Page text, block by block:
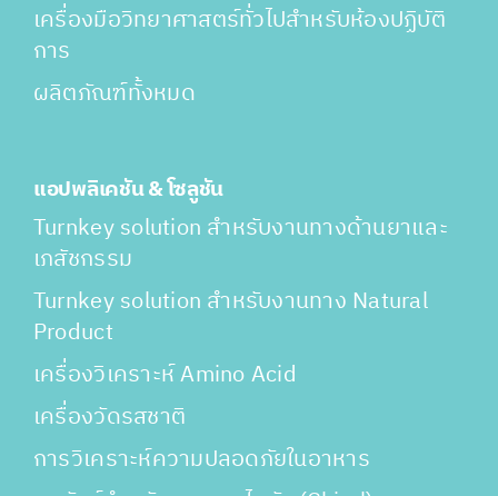
เครื่องมือวิทยาศาสตร์ทั่วไปสำหรับห้องปฏิบัติ
การ
ผลิตภัณฑ์ทั้งหมด
แอปพลิเคชัน & โซลูชัน
Turnkey solution สำหรับงานทางด้านยาและ
เภสัชกรรม
Turnkey solution สำหรับงานทาง Natural
Product
เครื่องวิเคราะห์ Amino Acid
เครื่องวัดรสชาติ
การวิเคราะห์ความปลอดภัยในอาหาร